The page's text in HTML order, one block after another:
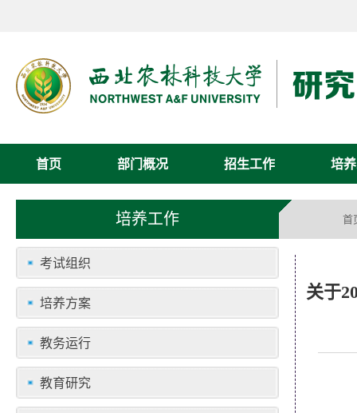
首页 部门概况 招生工作 培
培养工作 首
考试组织
培养方案
教务运行
教育研究
关于